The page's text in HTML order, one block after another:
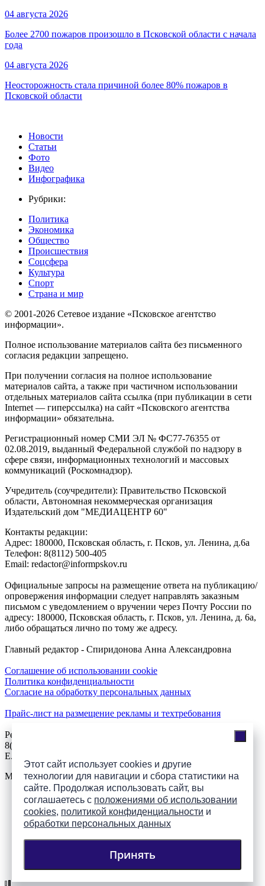
Этот сайт использует cookies и другие
технологии для навигации и сбора статистики на
сайте. Продолжая использовать сайт, вы
соглашаетесь с положениями об использовании
cookies, политикой конфиденциальности и
обработки персональных данных
Принять
04 августа 2026
Более 2700 пожаров произошло в Псковской области с начала
года
04 августа 2026
Неосторожность стала причиной более 80% пожаров в
Псковской области
Новости
Статьи
Фото
Видео
Инфографика
Рубрики:
Политика
Экономика
Общество
Происшествия
Соцсфера
Культура
Спорт
Страна и мир
© 2001-2026 Сетевое издание «Псковское агентство
информации».
Полное использование материалов сайта без письменного
согласия редакции запрещено.
При получении согласия на полное использование
материалов сайта, а также при частичном использовании
отдельных материалов сайта ссылка (при публикации в сети
Internet — гиперссылка) на сайт «Псковского агентства
информации» обязательна.
Регистрационный номер СМИ ЭЛ № ФС77-76355 от
02.08.2019, выданный Федеральной службой по надзору в
сфере связи, информационных технологий и массовых
коммуникаций (Роскомнадзор).
Учредитель (соучредители): Правительство Псковской
области, Автономная некоммерческая организация
Издательский дом "МЕДИАЦЕНТР 60"
Контакты редакции:
Адреc: 180000, Псковская область, г. Псков, ул. Ленина, д.6а
Телефон: 8(8112) 500-405
Email: redactor@informpskov.ru
Официальные запросы на размещение ответа на публикацию/
опровержения информации следует направлять заказным
письмом с уведомлением о вручении через Почту России по
адресу: 180000, Псковская область, г. Псков, ул. Ленина, д. 6а,
либо обращаться лично по тому же адресу.
Главный редактор - Спиридонова Анна Александровна
Соглашение об использовании cookie
Политика конфиденциальности
Согласие на обработку персональных данных
Прайс-лист на размещение рекламы и техтребования
Реклама на сайте
8(921)508-52-62, телефон 8(8112) 500-131
E.Sezeikina@mhpsk.ru
Меню
Слушать радио «7 небо» онлайн
Подпишись на группы
ПАИ в соцсетях!